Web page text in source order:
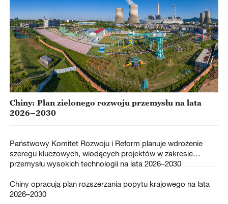
Chiny: Plan zielonego rozwoju przemysłu na lata
2026–2030
Państwowy Komitet Rozwoju i Reform planuje wdrożenie
szeregu kluczowych, wiodących projektów w zakresie
przemysłu wysokich technologii na lata 2026–2030
Chiny opracują plan rozszerzania popytu krajowego na lata
2026–2030